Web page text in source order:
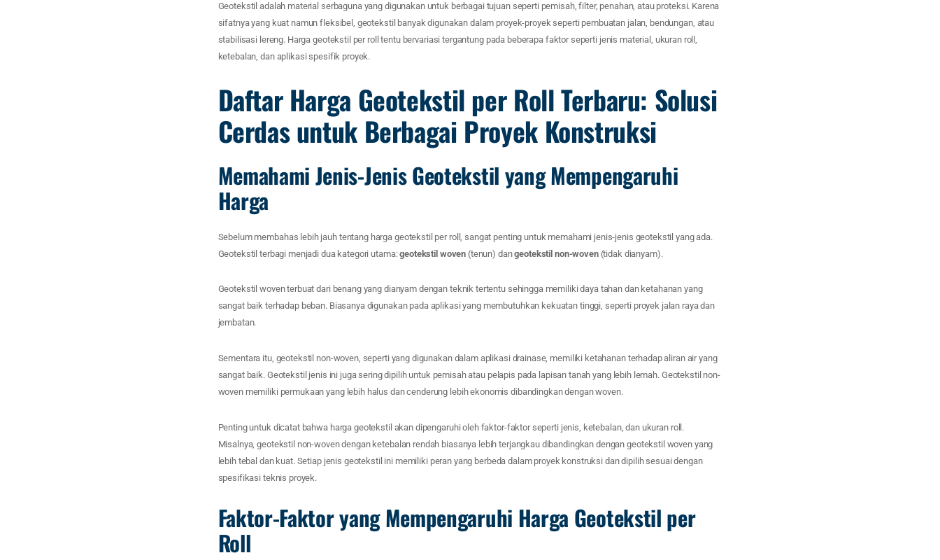
Geotekstil adalah material serbaguna yang digunakan untuk berbagai tujuan seperti pemisah, filter, penahan, atau proteksi. Karena
sifatnya yang kuat namun fleksibel, geotekstil banyak digunakan dalam proyek-proyek seperti pembuatan jalan, bendungan, atau
stabilisasi lereng. Harga geotekstil per roll tentu bervariasi tergantung pada beberapa faktor seperti jenis material, ukuran roll,
ketebalan, dan aplikasi spesifik proyek.
Daftar Harga Geotekstil per Roll Terbaru: Solusi
Cerdas untuk Berbagai Proyek Konstruksi
Memahami Jenis-Jenis Geotekstil yang Mempengaruhi
Harga
Sebelum membahas lebih jauh tentang harga geotekstil per roll, sangat penting untuk memahami jenis-jenis geotekstil yang ada.
Geotekstil terbagi menjadi dua kategori utama:geotekstil woven (tenun) dangeotekstil non-woven(tidak dianyam).
Geotekstil woven terbuat dari benang yang dianyam dengan teknik tertentu sehingga memiliki daya tahan dan ketahanan yang
sangat baik terhadap beban. Biasanya digunakan pada aplikasi yang membutuhkan kekuatan tinggi, seperti proyek jalan raya dan
jembatan.
Sementara itu, geotekstil non-woven, seperti yang digunakan dalam aplikasi drainase, memiliki ketahanan terhadap aliran air yang
sangat baik. Geotekstil jenis ini juga sering dipilih untuk pemisah atau pelapis pada lapisan tanah yang lebih lemah. Geotekstil non-
woven memiliki permukaan yang lebih halus dan cenderung lebih ekonomis dibandingkan dengan woven.
Penting untuk dicatat bahwa harga geotekstil akan dipengaruhi oleh faktor-faktor seperti jenis, ketebalan, dan ukuran roll.
Misalnya, geotekstil non-woven dengan ketebalan rendah biasanya lebih terjangkau dibandingkan dengan geotekstil woven yang
lebih tebal dan kuat. Setiap jenis geotekstil ini memiliki peran yang berbeda dalam proyek konstruksi dan dipilih sesuai dengan
spesifikasi teknis proyek.
Faktor-Faktor yang Mempengaruhi Harga Geotekstil per
Roll